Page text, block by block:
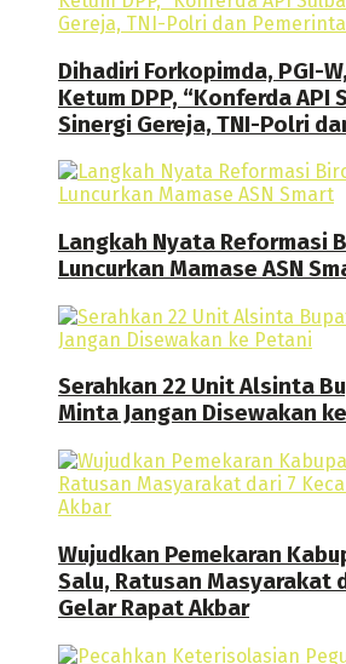
Dihadiri Forkopimda, PGI-
Ketum DPP, “Konferda API
Sinergi Gereja, TNI-Polri
Langkah Nyata Reformasi
Luncurkan Mamase ASN
Serahkan 22 Unit Alsinta
Minta Jangan Disewakan
Wujudkan Pemekaran
Salu, Ratusan Masyarakat
Gelar Rapat Akbar